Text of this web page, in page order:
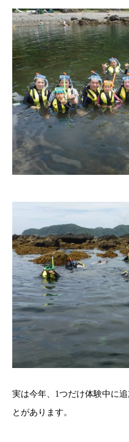
実は今年、1つだけ体験中に
とがあります。